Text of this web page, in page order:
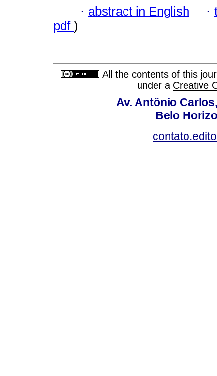
· abstract in English ·
pdf )
All the contents of this
under a Creative
Av. Antônio
Belo